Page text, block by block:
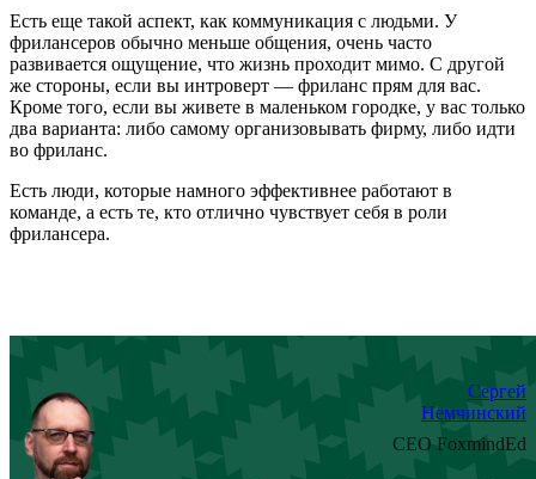
Есть еще такой аспект, как коммуникация с людьми. У
фрилансеров обычно меньше общения, очень часто
развивается ощущение, что жизнь проходит мимо. С другой
же стороны, если вы интроверт — фриланс прям для вас.
Кроме того, если вы живете в маленьком городке, у вас только
два варианта: либо самому организовывать фирму, либо идти
во фриланс.
Есть люди, которые намного эффективнее работают в
команде, а есть те, кто отлично чувствует себя в роли
фрилансера.
Сергей
Немчинский
CEO FoxmindEd